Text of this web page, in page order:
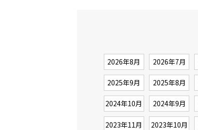
2026年8月 2026年7月
2025年9月 2025年8月
2024年10月 2024年9月
2023年11月 2023年10月